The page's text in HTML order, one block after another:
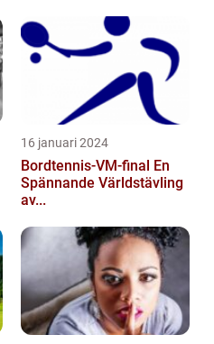
16 januari 2024
Bordtennis-VM-final En
Spännande Världstävling
av...